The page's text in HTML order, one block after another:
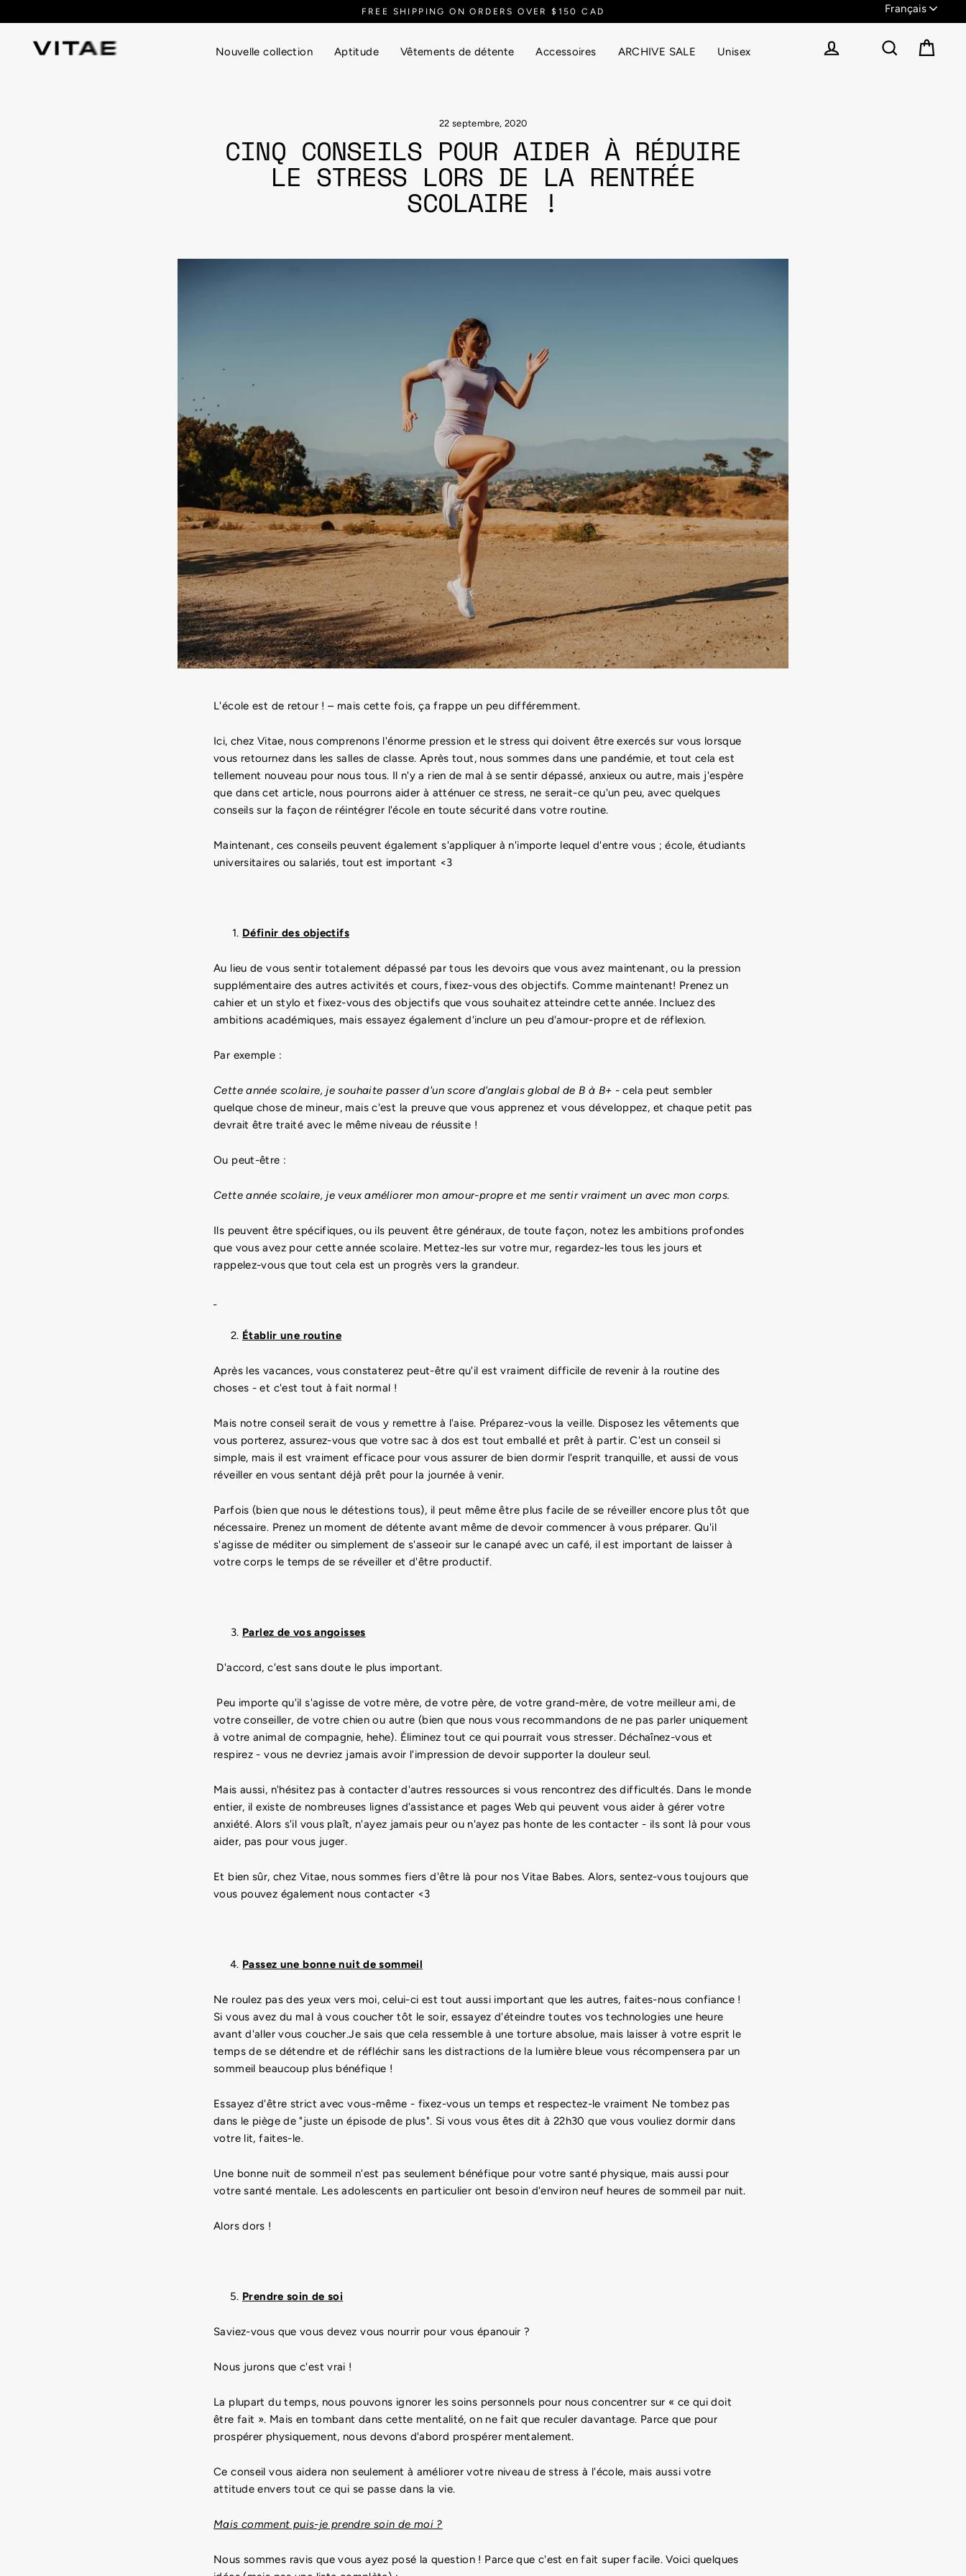
au
contenu
EVERYTHING UP TO 90% OFF
Nouvelle collection Aptitude Vêtements de détente Accessoires ARCHIVE SALE
Unisex
22 septembre, 2020
CINQ CONSEILS POUR AIDER À RÉDUIRE
LE STRESS LORS DE LA RENTRÉE
SCOLAIRE !
L'école est de retour ! – mais cette fois, ça frappe un peu différemment.
Ici, chez Vitae, nous comprenons l'énorme pression et le stress qui doivent être exercés sur vous lorsque
vous retournez dans les salles de classe. Après tout, nous sommes dans une pandémie, et tout cela est
tellement nouveau pour nous tous. Il n'y a rien de mal à se sentir dépassé, anxieux ou autre, mais j'espère
que dans cet article, nous pourrons aider à atténuer ce stress, ne serait-ce qu'un peu, avec quelques
conseils sur la façon de réintégrer l'école en toute sécurité dans votre routine.
Maintenant, ces conseils peuvent également s'appliquer à n'importe lequel d'entre vous ; école, étudiants
universitaires ou salariés, tout est important <3
Définir des objectifs
Au lieu de vous sentir totalement dépassé par tous les devoirs que vous avez maintenant, ou la pression
supplémentaire des autres activités et cours, fixez-vous des objectifs. Comme maintenant! Prenez un
cahier et un stylo et fixez-vous des objectifs que vous souhaitez atteindre cette année. Incluez des
ambitions académiques, mais essayez également d'inclure un peu d'amour-propre et de réflexion.
Par exemple :
Cette année scolaire, je souhaite passer d'un score d'anglais global de B à B+ - cela peut sembler
quelque chose de mineur, mais c'est la preuve que vous apprenez et vous développez, et chaque petit pas
devrait être traité avec le même niveau de réussite !
Ou peut-être :
Cette année scolaire, je veux améliorer mon amour-propre et me sentir vraiment un avec mon corps.
Ils peuvent être spécifiques, ou ils peuvent être généraux, de toute façon, notez les ambitions profondes
que vous avez pour cette année scolaire. Mettez-les sur votre mur, regardez-les tous les jours et
rappelez-vous que tout cela est un progrès vers la grandeur.
Établir une routine
Après les vacances, vous constaterez peut-être qu'il est vraiment difficile de revenir à la routine des
choses - et c'est tout à fait normal !
Mais notre conseil serait de vous y remettre à l'aise. Préparez-vous la veille. Disposez les vêtements que
vous porterez, assurez-vous que votre sac à dos est tout emballé et prêt à partir. C'est un conseil si
simple, mais il est vraiment efficace pour vous assurer de bien dormir l'esprit tranquille, et aussi de vous
réveiller en vous sentant déjà prêt pour la journée à venir.
Parfois (bien que nous le détestions tous), il peut même être plus facile de se réveiller encore plus tôt que
nécessaire. Prenez un moment de détente avant même de devoir commencer à vous préparer. Qu'il
s'agisse de méditer ou simplement de s'asseoir sur le canapé avec un café, il est important de laisser à
votre corps le temps de se réveiller et d'être productif.
Parlez de vos angoisses
D'accord, c'est sans doute le plus important.
Peu importe qu'il s'agisse de votre mère, de votre père, de votre grand-mère, de votre meilleur ami, de
votre conseiller, de votre chien ou autre (bien que nous vous recommandons de ne pas parler uniquement
à votre animal de compagnie, hehe). Éliminez tout ce qui pourrait vous stresser. Déchaînez-vous et
respirez - vous ne devriez jamais avoir l'impression de devoir supporter la douleur seul.
Mais aussi, n'hésitez pas à contacter d'autres ressources si vous rencontrez des difficultés. Dans le monde
entier, il existe de nombreuses lignes d'assistance et pages Web qui peuvent vous aider à gérer votre
anxiété. Alors s'il vous plaît, n'ayez jamais peur ou n'ayez pas honte de les contacter - ils sont là pour vous
aider, pas pour vous juger.
Et bien sûr, chez Vitae, nous sommes fiers d'être là pour nos Vitae Babes. Alors, sentez-vous toujours que
vous pouvez également nous contacter <3
Passez une bonne nuit de sommeil
Ne roulez pas des yeux vers moi, celui-ci est tout aussi important que les autres, faites-nous confiance !
Si vous avez du mal à vous coucher tôt le soir, essayez d'éteindre toutes vos technologies une heure
avant d'aller vous coucher.Je sais que cela ressemble à une torture absolue, mais laisser à votre esprit le
temps de se détendre et de réfléchir sans les distractions de la lumière bleue vous récompensera par un
sommeil beaucoup plus bénéfique !
Essayez d'être strict avec vous-même - fixez-vous un temps et respectez-le vraiment Ne tombez pas
dans le piège de "juste un épisode de plus". Si vous vous êtes dit à 22h30 que vous vouliez dormir dans
votre lit, faites-le.
Une bonne nuit de sommeil n'est pas seulement bénéfique pour votre santé physique, mais aussi pour
votre santé mentale. Les adolescents en particulier ont besoin d'environ neuf heures de sommeil par nuit.
Alors dors !
Prendre soin de soi
Saviez-vous que vous devez vous nourrir pour vous épanouir ?
Nous jurons que c'est vrai !
La plupart du temps, nous pouvons ignorer les soins personnels pour nous concentrer sur « ce qui doit
être fait ». Mais en tombant dans cette mentalité, on ne fait que reculer davantage. Parce que pour
prospérer physiquement, nous devons d'abord prospérer mentalement.
Ce conseil vous aidera non seulement à améliorer votre niveau de stress à l'école, mais aussi votre
attitude envers tout ce qui se passe dans la vie.
Mais comment puis-je prendre soin de moi ?
Nous sommes ravis que vous ayez posé la question ! Parce que c'est en fait super facile. Voici quelques